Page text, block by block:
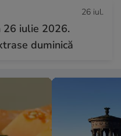
26 iul.
iulie 2026.
duminică